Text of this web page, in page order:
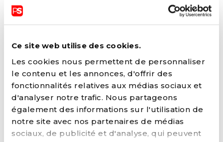
Ce site web utilise des cookies.
Les cookies nous permettent de personnaliser
le contenu et les annonces, d'offrir des
fonctionnalités relatives aux médias sociaux et
d'analyser notre trafic. Nous partageons
également des informations sur l'utilisation de
notre site avec nos partenaires de médias
sociaux, de publicité et d'analyse, qui peuvent